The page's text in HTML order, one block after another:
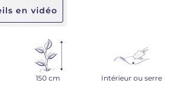
en vidéo
150 cm Intérieur ou serre